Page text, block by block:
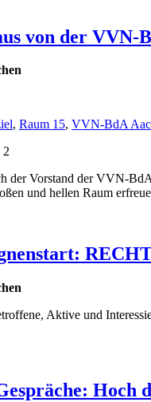
von der VVN-
, Raum 15, VVN-BdA
der Vorstand der VVN-
und hellen Raum
Aktive und
Hoch